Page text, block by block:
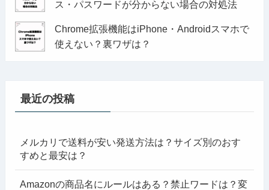
ス・パスワードが分からない場合の対処法
Chrome拡張機能はiPhone・Androidスマホで
使えない？裏ワザは？
最近の投稿
メルカリで送料が安い発送方法は？サイズ別のおす
すめと最安は？
Amazonの商品名にルールはある？禁止ワードは？変